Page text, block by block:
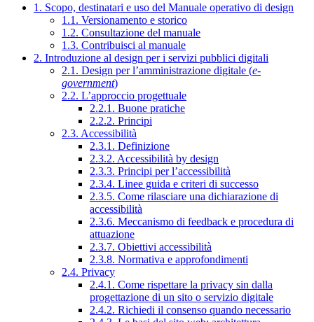
1. Scopo, destinatari e uso del Manuale operativo di design
1.1. Versionamento e storico
1.2. Consultazione del manuale
1.3. Contribuisci al manuale
2. Introduzione al design per i servizi pubblici digitali
2.1. Design per l’amministrazione digitale (e-
government)
2.2. L’approccio progettuale
2.2.1. Buone pratiche
2.2.2. Principi
2.3. Accessibilità
2.3.1. Definizione
2.3.2. Accessibilità by design
2.3.3. Principi per l’accessibilità
2.3.4. Linee guida e criteri di successo
2.3.5. Come rilasciare una dichiarazione di
accessibilità
2.3.6. Meccanismo di feedback e procedura di
attuazione
2.3.7. Obiettivi accessibilità
2.3.8. Normativa e approfondimenti
2.4. Privacy
2.4.1. Come rispettare la privacy sin dalla
progettazione di un sito o servizio digitale
2.4.2. Richiedi il consenso quando necessario